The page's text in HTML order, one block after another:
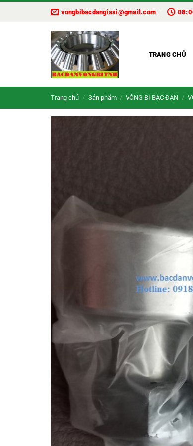
vongbibacdangiasi@gmail.com
TRANG CHỦ
Trang chủ / Sản phẩm / VÒNG BI BẠC ĐẠN /